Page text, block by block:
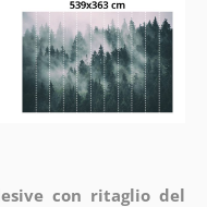
con ritaglio del